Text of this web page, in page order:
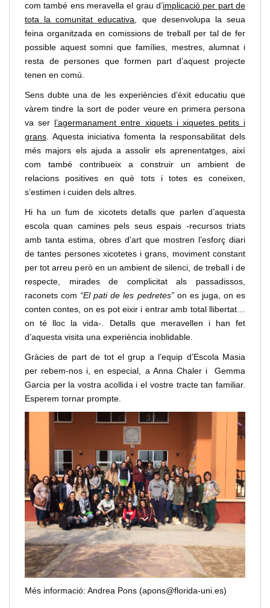
com també ens meravella el grau d’implicació per part de
tota la comunitat educativa, que desenvolupa la seua
feina organitzada en comissions de treball per tal de fer
possible aquest somni que famílies, mestres, alumnat i
resta de persones que formen part d’aquest projecte
tenen en comú.
Sens dubte una de les experiències d’èxit educatiu que
vàrem tindre la sort de poder veure en primera persona
va ser l’agermanament entre xiquets i xiquetes petits i
grans. Aquesta iniciativa fomenta la responsabilitat dels
més majors els ajuda a assolir els aprenentatges, així
com també contribueix a construir un ambient de
relacions positives en què tots i totes es coneixen,
s’estimen i cuiden dels altres.
Hi ha un fum de xicotets detalls que parlen d’aquesta
escola quan camines pels seus espais -recursos triats
amb tanta estima, obres d’art que mostren l’esforç diari
de tantes persones xicotetes i grans, moviment constant
per tot arreu però en un ambient de silenci, de treball i de
respecte, mirades de complicitat als passadissos,
raconets com “El pati de les pedretes” on es juga, on es
conten contes, on es pot eixir i entrar amb total llibertat…
on té lloc la vida-. Detalls que meravellen i han fet
d’aquesta visita una experiència inoblidable.
Gràcies de part de tot el grup a l’equip d’Escola Masia
per rebem-nos i, en especial, a Anna Chaler i Gemma
Garcia per la vostra acollida i el vostre tracte tan familiar.
Esperem tornar prompte.
Més informació: Andrea Pons (apons@florida-uni.es)